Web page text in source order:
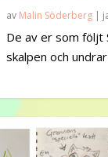
av Malin Söderberg |
De av er som följt
skalpen och